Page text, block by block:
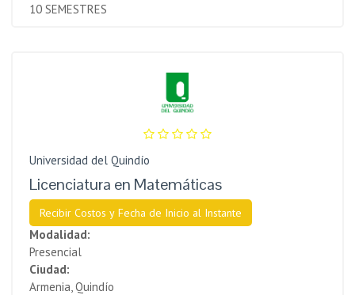
10 SEMESTRES
Universidad del Quindío
Licenciatura en Matemáticas
Recibir Costos y Fecha de Inicio al Instante
Modalidad:
Presencial
Ciudad:
Armenia, Quindío